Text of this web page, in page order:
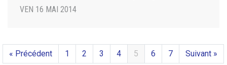
VEN 16 MAI 2014
« Précédent 1 2 3 4 5 6 7 Suivant »